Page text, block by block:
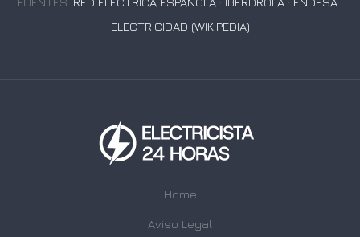
ELECTRICIDAD (WIKIPEDIA)
Home
Aviso Legal